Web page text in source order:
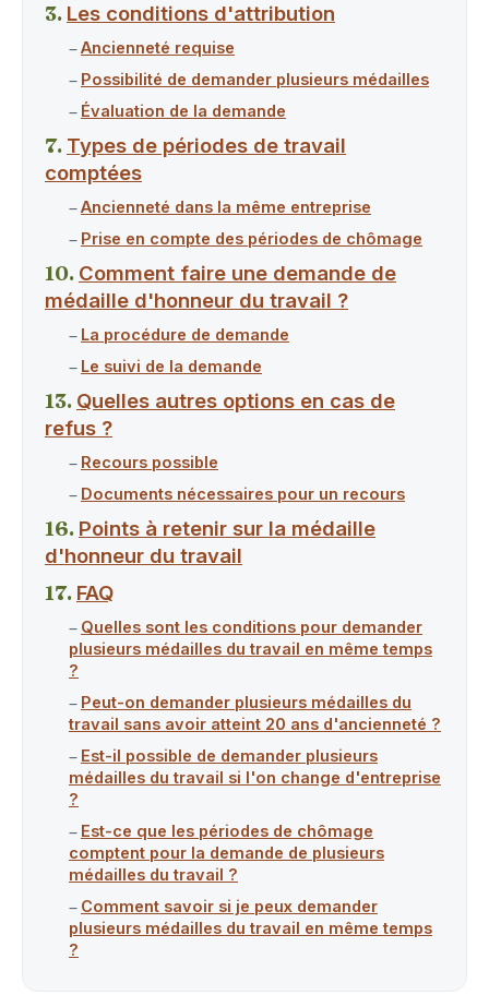
Les conditions d'attribution
Ancienneté requise
Possibilité de demander plusieurs médailles
Évaluation de la demande
Types de périodes de travail
comptées
Ancienneté dans la même entreprise
Prise en compte des périodes de chômage
Comment faire une demande de
médaille d'honneur du travail ?
La procédure de demande
Le suivi de la demande
Quelles autres options en cas de
refus ?
Recours possible
Documents nécessaires pour un recours
Points à retenir sur la médaille
d'honneur du travail
FAQ
Quelles sont les conditions pour demander
plusieurs médailles du travail en même temps
?
Peut-on demander plusieurs médailles du
travail sans avoir atteint 20 ans d'ancienneté ?
Est-il possible de demander plusieurs
médailles du travail si l'on change d'entreprise
?
Est-ce que les périodes de chômage
comptent pour la demande de plusieurs
médailles du travail ?
Comment savoir si je peux demander
plusieurs médailles du travail en même temps
?